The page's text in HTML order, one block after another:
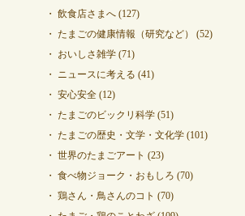
飲食店さまへ(127)
たまごの健康情報（研究など）
(52)
おいしさ雑学(71)
ニュースに考える (41)
安心安全(12)
たまごのビックリ科学(51)
たまごの歴史・文学・文化学(101)
世界のたまごアート (23)
食べ物ジョーク・おもしろ (70)
鶏さん・鳥さんのコト (70)